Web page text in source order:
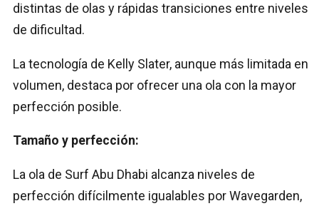
distintas de olas y rápidas transiciones entre niveles
de dificultad.
La tecnología de Kelly Slater, aunque más limitada en
volumen, destaca por ofrecer una ola con la mayor
perfección posible.
Tamaño y perfección:
La ola de Surf Abu Dhabi alcanza niveles de
perfección difícilmente igualables por Wavegarden,